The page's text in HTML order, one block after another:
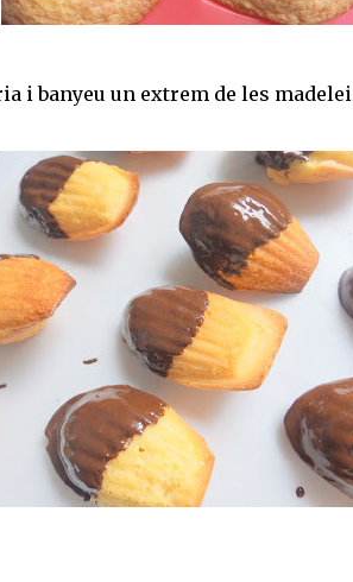
i banyeu un extrem de les